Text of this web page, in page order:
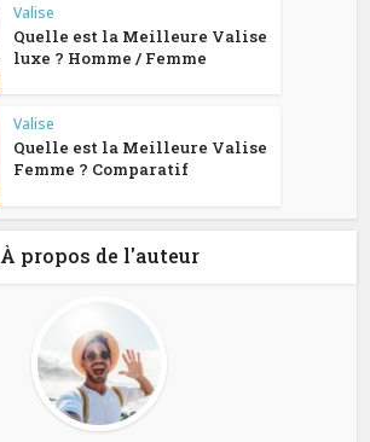
Valise
Quelle est la Meilleure Valise
luxe ? Homme / Femme
Valise
Quelle est la Meilleure Valise
Femme ? Comparatif
À propos de l'auteur